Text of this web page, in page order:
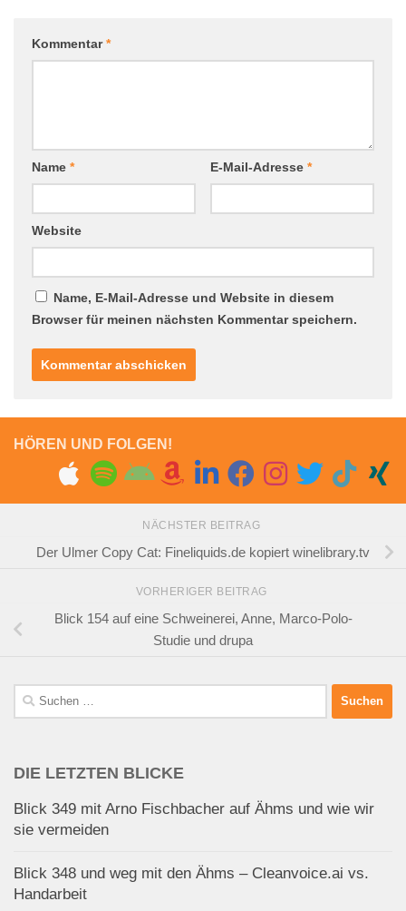
Kommentar*
Name * E-Mail-Adresse *
Website
Name, E-Mail-Adresse und Website in diesem
Browser für meinen nächsten Kommentar speichern.
HÖREN UND FOLGEN!
NÄCHSTER BEITRAG
Der Ulmer Copy Cat: Fineliquids.de kopiert winelibrary.tv
VORHERIGER BEITRAG
Blick 154 auf eine Schweinerei, Anne, Marco-Polo-
Studie und drupa
Suchen
nach:
DIE LETZTEN BLICKE
Blick 349 mit Arno Fischbacher auf Ähms und wie wir
sie vermeiden
Blick 348 und weg mit den Ähms – Cleanvoice.ai vs.
Handarbeit